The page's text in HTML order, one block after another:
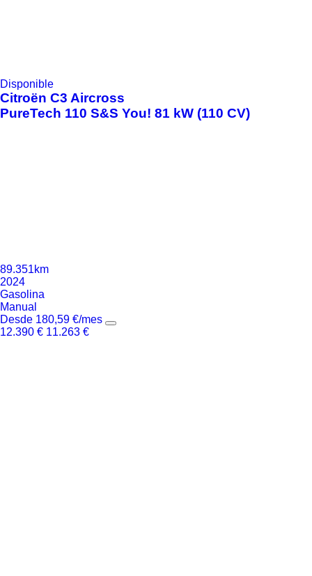
Disponible
Citroën C3 Aircross
PureTech 110 S&S You! 81 kW (110 CV)
89.351km
2024
Gasolina
Manual
Desde 180,59 €/mes
12.390 € 11.263 €